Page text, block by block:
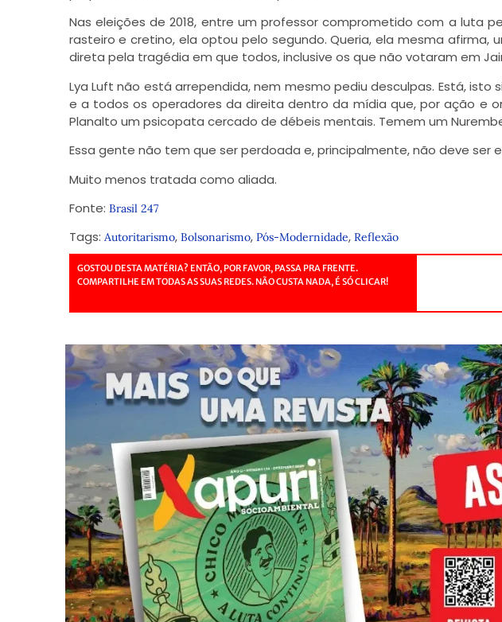
Nas eleições de 2018, entre um professor comprometido com a luta
rasteiro e cretino, ela optou pelo segundo. Queria, ela mesma afirma,
direta pela tragédia em que todos, inclusive os que não votaram em
Lya Luft não está arrependida, nem mesmo pediu desculpas. Está,
e a todos os operadores da direita dentro da mídia que, por ação e
Planalto um psicopata cercado de débeis mentais. Temem um
Essa gente não tem que ser perdoada e, principalmente, não deve ser
Muito menos tratada como aliada.
Fonte: Brasil 247
Tags: Autoritarismo, Bolsonarismo, Pós-Modernidade, Reflexão
GOSTOU DESTA MATÉRIA? ENTÃO, POR FAVOR, PASSA PRA FRENTE.
COMPARTILHE EM TODAS AS SUAS REDES. NÃO CUSTA NADA, É SÓ CLICAR!